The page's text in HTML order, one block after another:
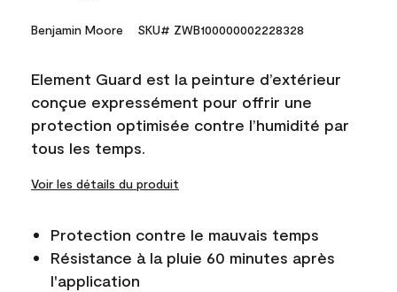
Benjamin Moore SKU# ZWB100000002228328
Element Guard est la peinture d’extérieur
conçue expressément pour offrir une
protection optimisée contre l’humidité par
tous les temps.
Voir les détails du produit
Protection contre le mauvais temps
Résistance à la pluie 60 minutes après
l'application